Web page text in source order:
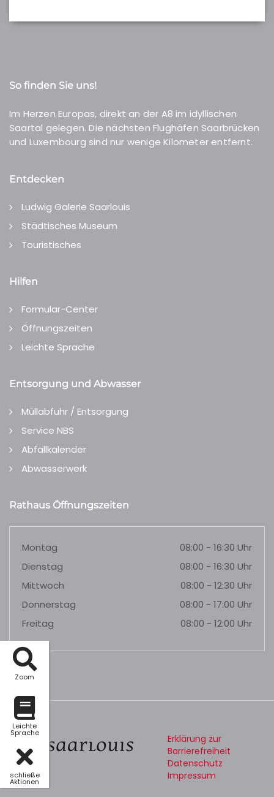
Zoom
Leichte
Sprache
schließe
Aktionen
So finden Sie uns!
Im Herzen Europas, direkt an der A8 im idyllischen
Saartal gelegen. Die nächsten Flughäfen Saarbrücken
und Luxembourg sind nur wenige Kilometer entfernt.
Entdecken
Ludwig Galerie Saarlouis
Städtisches Museum
Touristisches
Hilfen
Formular-Center
Öffnungszeiten
Leichte Sprache
Entsorgung und Abwasser
Müllabfuhr / Entsorgung
Service NBS
Abfallkalender
Abwasserwerk
Rathaus Öffnungszeiten
Montag
08:00 - 16:30 Uhr
Dienstag
08:00 - 16:30 Uhr
Mittwoch
08:00 - 12:30 Uhr
Donnerstag
08:00 - 17:00 Uhr
Freitag
08:00 - 12:00 Uhr
Erklärung zur
Barrierefreiheit
Datenschutz
Impressum